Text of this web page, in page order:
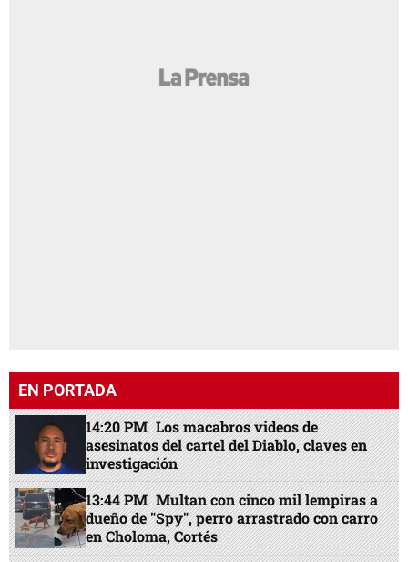
EN PORTADA
14:20 PM Los macabros videos de
asesinatos del cartel del Diablo, claves en
investigación
13:44 PM Multan con cinco mil lempiras a
dueño de "Spy", perro arrastrado con carro
en Choloma, Cortés